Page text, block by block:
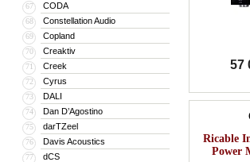
67 CODA
68 Constellation Audio
69 Copland
70 Creaktiv
71 Creek
72 Cyrus
73 DALI
74 Dan D’Agostino
75 darTZeel
76 Davis Acoustics
77 dCS
57
Ricable
Power